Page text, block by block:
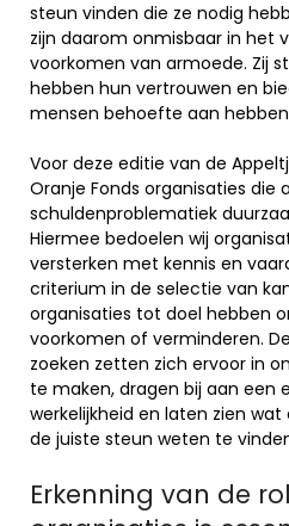
steun vinden die ze nodig
zijn daarom onmisbaar in het
voorkomen van armoede. Zij
hebben hun vertrouwen en
mensen behoefte aan
Voor deze editie van de
Oranje Fonds organisaties die
schuldenproblematiek
Hiermee bedoelen wij
versterken met kennis en
criterium in de selectie van
organisaties tot doel hebben
voorkomen of verminderen.
zoeken zetten zich ervoor in
te maken, dragen bij aan een
werkelijkheid en laten zien
de juiste steun weten te
Erkenning van de